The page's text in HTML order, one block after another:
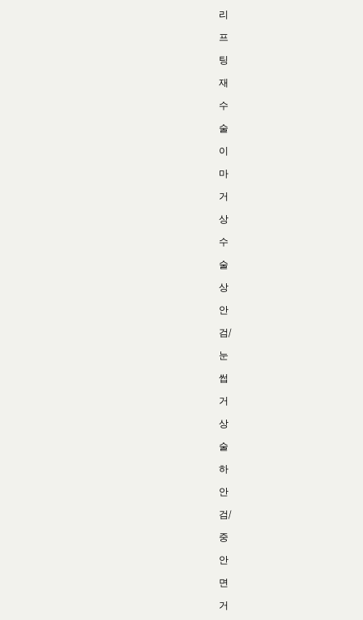
리
프
팅
재
수
술
이
마
거
상
수
술
상
안
검/
눈
썹
거
상
술
하
안
검/
중
안
면
거